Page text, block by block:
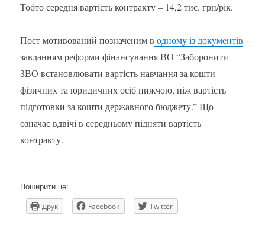
Тобто середня вартість контракту – 14,2 тис. грн/рік.
Пост мотивований позначеним в одному із документів
завданням реформи фінансування ВО “Заборонити
ЗВО встановлювати вартість навчання за кошти
фізичних та юридичних осіб нижчою, ніж вартість
підготовки за кошти державного бюджету.” Що
означає вдвічі в середньому підняти вартість
контракту.
Поширити це:
Друк Facebook Twitter